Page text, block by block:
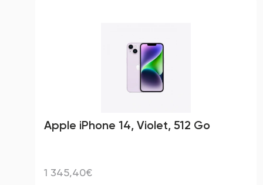
Apple iPhone 14, Violet, 512 Go
1 345,40€